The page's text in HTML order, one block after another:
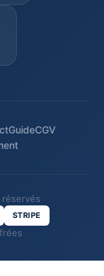
GuideCGV
réservés
STRIPE